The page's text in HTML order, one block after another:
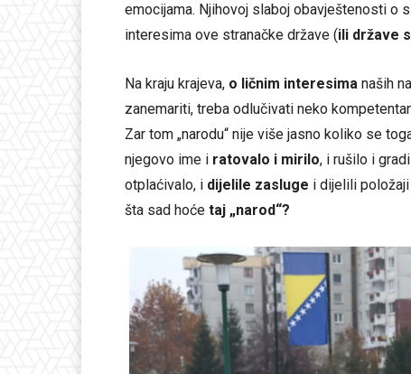
emocijama. Njihovoj slaboj obavještenosti o
interesima ove stranačke države (ili države
Na kraju krajeva, o ličnim interesima naših
zanemariti, treba odlučivati neko
Zar tom „narodu“ nije više jasno koliko se
njegovo ime i ratovalo i mirilo, i rušilo i
otplaćivalo, i dijelile zasluge i dijelili
šta sad hoće taj „narod“?